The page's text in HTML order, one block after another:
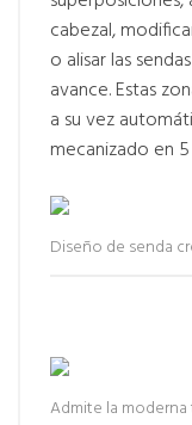
cabezal,
o alisar las
avance. Estas
a su vez
mecanizado en
Diseño de senda
Admite la